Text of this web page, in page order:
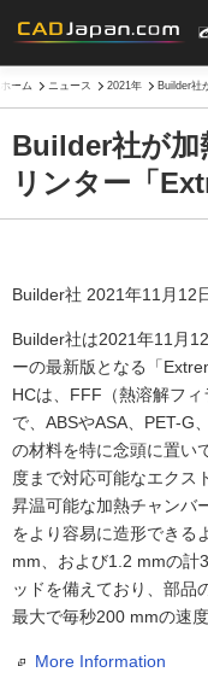
ホーム ニュース 2021年 Builder社
Builder社が加
リンター「
Builder社 2021年11月12
Builder社は2021年11月
ーの最新版となる「
HCは、FFF（熱溶解フ
で、ABSやASA、PET-G
の材料を特に念頭に置い
度まで対応可能なエクス
昇温可能な加熱チャンバ
をより容易に造形できる
mm、および1.2 mmの計
ッドを備えており、部品
最大で毎秒200 mmの速
More Information